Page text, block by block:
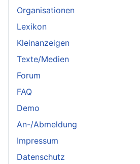
Organisationen
Lexikon
Kleinanzeigen
Texte/Medien
Forum
FAQ
Demo
An-/Abmeldung
Impressum
Datenschutz